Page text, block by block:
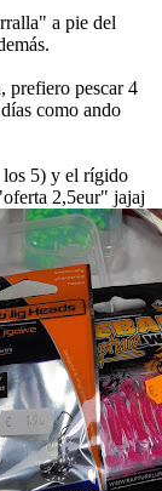
a pie del
prefiero pescar 4
como ando
los 5) y el rígido
2,5eur" jajaj